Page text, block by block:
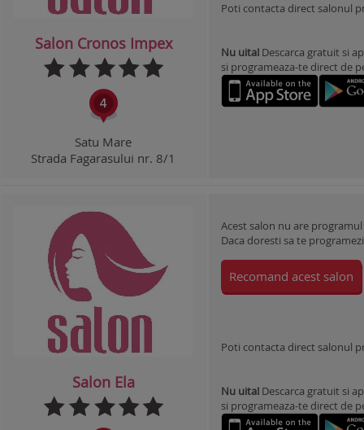
Salon Cronos Impex
Satu Mare
Strada Fagarasului nr. 8/1
Poti contacta direct salonul
Nu uita! Descarca gratuit si
si programeaza-te direct de
Salon Ela
Acest salon nu are
Daca doresti sa te
Recomand acest salon
Poti contacta direct salonul
Nu uita! Descarca gratuit si
si programeaza-te direct de